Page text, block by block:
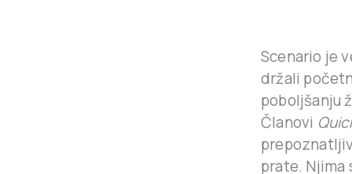
Scenario je
držali
poboljšanju
Članovi
prate. Njima